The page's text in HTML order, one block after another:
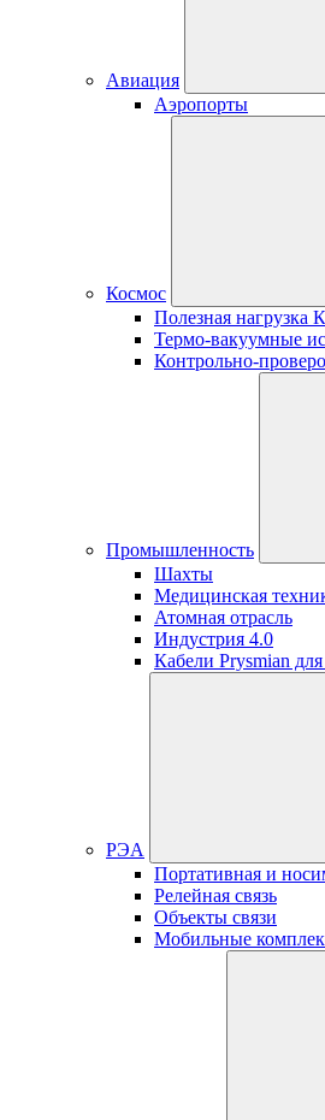
Авиация
Аэропорты
Космос
Полезная нагрузка
Термо-вакуумные
Контрольно-
Промышленность
Шахты
Медицинская
Атомная отрасль
Индустрия 4.0
Кабели Prysmian
РЭА
Портативная и
Релейная связь
Объекты связи
Мобильные